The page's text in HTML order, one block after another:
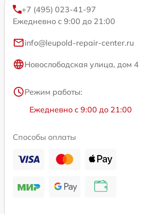
+7 (495) 023-41-97
Ежедневно с 9:00 до 21:00
info@leupold-repair-center.ru
Новослободская улица, дом 4
Режим работы:
Ежедневно с 9:00 до 21:00
Способы оплаты